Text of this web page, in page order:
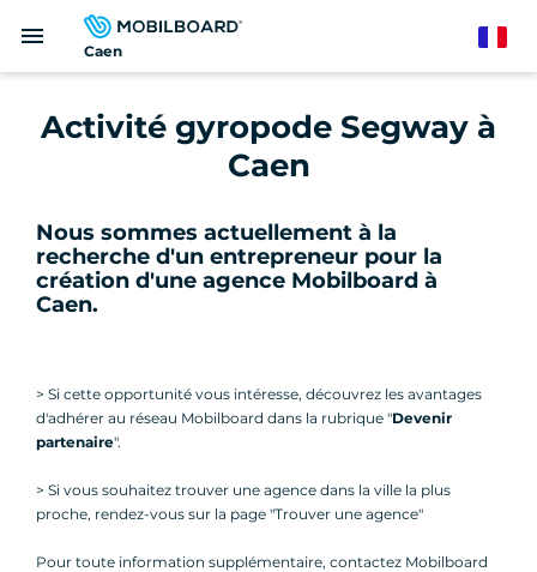
Caen
menu
Activité gyropode Segway à
Caen
Nous sommes actuellement à la
recherche d'un entrepreneur pour la
création d'une agence Mobilboard à
Caen.
> Si cette opportunité vous intéresse, découvrez les avantages
d'adhérer au réseau Mobilboard dans la rubrique "Devenir
partenaire".
> Si vous souhaitez trouver une agence dans la ville la plus
proche, rendez-vous sur la page "Trouver une agence"
Pour toute information supplémentaire, contactez Mobilboard